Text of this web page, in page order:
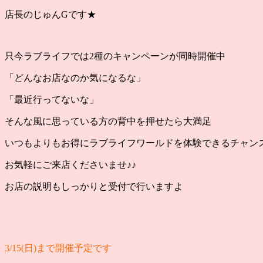
店長のじゅんGです★
只今ラブライフでは2種のキャンペーンが同時開催中
「どんなお店なのか気になるな」
「最近行ってないな」
そんな風に思っている方の背中を押せたら大満足
いつもよりもお得にラブライフワールドを体験できるチャン
お気軽にご来店くださいませ♪♪
お店の説明もしっかりと受付で行いますよ
3/15(日)まで開催予定です